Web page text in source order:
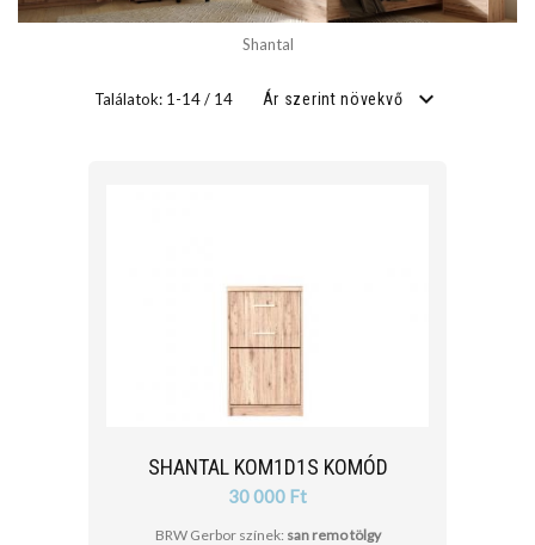
cm
cm
Shantal
Találatok: 1-14 / 14 Ár szerint növekvő
SHANTAL KOM1D1S KOMÓD
30 000 Ft
BRW Gerbor színek: san remo tölgy